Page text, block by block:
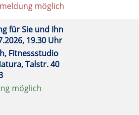
möglich
für Sie und Ihn
19.30 Uhr
Fitnessstudio
Talstr. 40
möglich